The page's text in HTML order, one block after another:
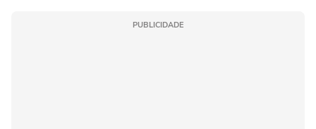
PUBLICIDADE